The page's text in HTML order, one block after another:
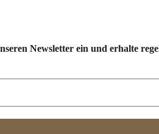
Newsletter ein und erhalte